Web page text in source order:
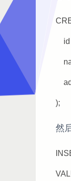
id
);
然